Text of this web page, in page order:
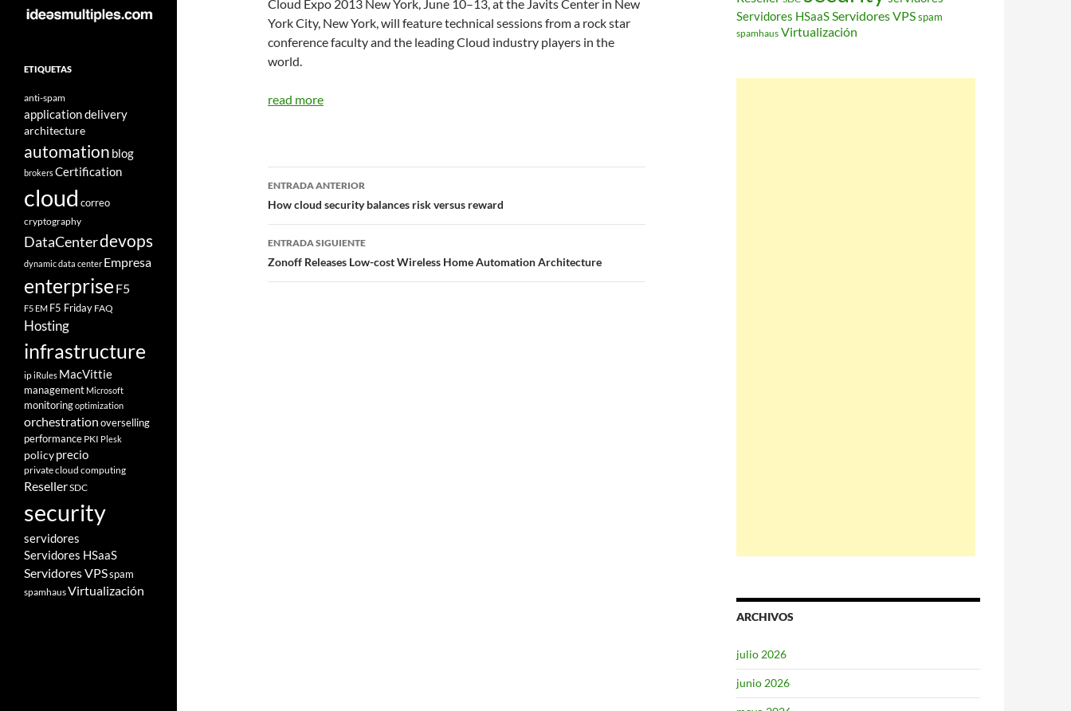
Cloud Expo 2013 New York, June 10–13, at the Javits Center in New
York City, New York, will feature technical sessions from a rock star
conference faculty and the leading Cloud industry players in the
world.
read more
Navegador
de
entradas
ENTRADA ANTERIOR
How cloud security balances risk versus reward
ENTRADA SIGUIENTE
Zonoff Releases Low-cost Wireless Home Automation Architecture
Servidores HSaaSServidores VPSspam
spamhaus Virtualización
ARCHIVOS
julio 2026
junio 2026
ETIQUETAS
anti-spam
application delivery
architecture
automation blog
brokersCertification
cloud correo
cryptography
DataCenterdevops
dynamic data center Empresa
enterprise F5
F5 EM F5 Friday FAQ
Hosting
infrastructure
ipiRules MacVittie
management Microsoft
monitoringoptimization
orchestrationoverselling
performance PKI Plesk
policyprecio
private cloud computing
ResellerSDC
security
servidores
Servidores HSaaS
Servidores VPSspam
spamhausVirtualización